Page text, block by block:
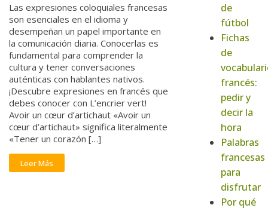
Las expresiones coloquiales francesas
son esenciales en el idioma y
desempeñan un papel importante en
la comunicación diaria. Conocerlas es
fundamental para comprender la
cultura y tener conversaciones
auténticas con hablantes nativos.
¡Descubre expresiones en francés que
debes conocer con L’encrier vert!
Avoir un cœur d’artichaut «Avoir un
cœur d’artichaut» significa literalmente
«Tener un corazón […]
Leer Más
de
fútbol
Fichas
de
francés:
pedir y
decir la
hora
Palabras
francesas
para
disfrutar
Por qué